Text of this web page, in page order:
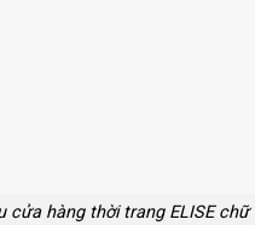
cửa hàng thời trang ELISE